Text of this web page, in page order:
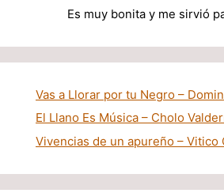
Es muy bonita y me sirvió
Vas a Llorar por tu Negro –
El Llano Es Música – Cholo
Vivencias de un apureño – Vitico